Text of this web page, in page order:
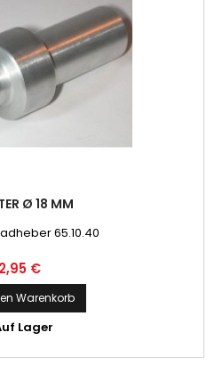
Ø 18 MM
65.10.40
€
Warenkorb
Lager